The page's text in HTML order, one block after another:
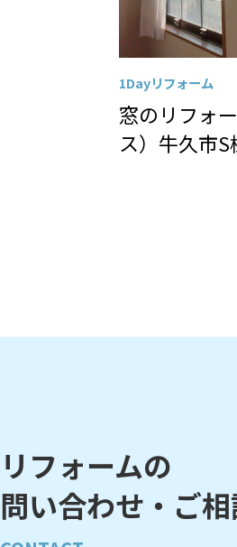
1Dayリフォーム
窓のリフォ
ス）牛久市S
の
送
り
リフォームの
問い合わせ・ご